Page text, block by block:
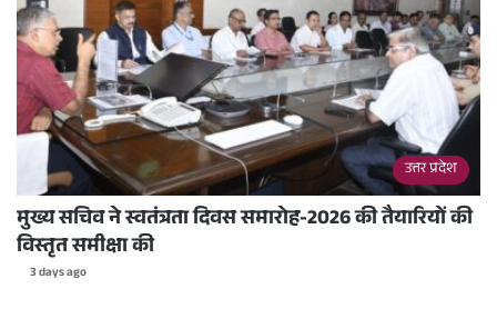
उत्तर प्रदेश
मुख्य सचिव ने स्वतंत्रता दिवस समारोह-2026 की तैयारियों की
विस्तृत समीक्षा की
3 days ago